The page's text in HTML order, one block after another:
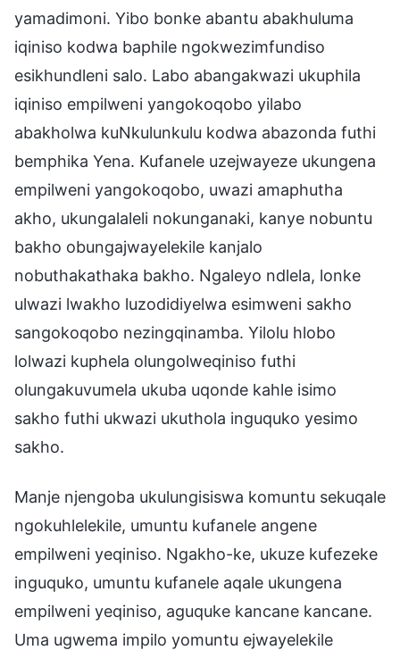
yamadimoni. Yibo bonke abantu abakhuluma
iqiniso kodwa baphile ngokwezimfundiso
esikhundleni salo. Labo abangakwazi ukuphila
iqiniso empilweni yangokoqobo yilabo
abakholwa kuNkulunkulu kodwa abazonda futhi
bemphika Yena. Kufanele uzejwayeze ukungena
empilweni yangokoqobo, uwazi amaphutha
akho, ukungalaleli nokunganaki, kanye nobuntu
bakho obungajwayelekile kanjalo
nobuthakathaka bakho. Ngaleyo ndlela, lonke
ulwazi lwakho luzodidiyelwa esimweni sakho
sangokoqobo nezingqinamba. Yilolu hlobo
lolwazi kuphela olungolweqiniso futhi
olungakuvumela ukuba uqonde kahle isimo
sakho futhi ukwazi ukuthola inguquko yesimo
sakho.
Manje njengoba ukulungisiswa komuntu sekuqale
ngokuhlelekile, umuntu kufanele angene
empilweni yeqiniso. Ngakho-ke, ukuze kufezeke
inguquko, umuntu kufanele aqale ukungena
empilweni yeqiniso, aguquke kancane kancane.
Uma ugwema impilo yomuntu ejwayelekile